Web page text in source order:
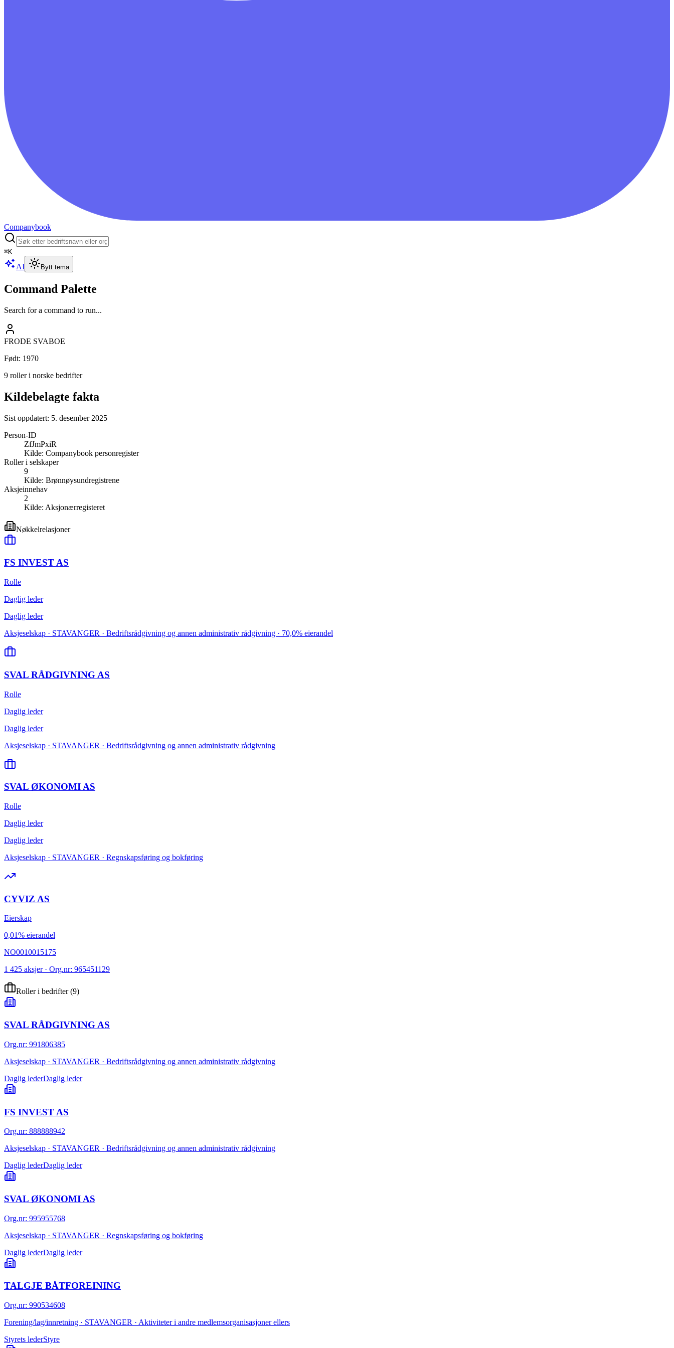
Companybook
⌘K
AI Bytt tema
Command Palette
Search for a command to run...
FRODE SVABOE
Født: 1970
9 roller i norske bedrifter
Kildebelagte fakta
Sist oppdatert: 5. desember 2025
Person-ID
ZfJmPxiR
Kilde: Companybook personregister
Roller i selskaper
9
Kilde: Brønnøysundregistrene
Aksjeinnehav
2
Kilde: Aksjonærregisteret
Nøkkelrelasjoner
FS INVEST AS
Rolle
Daglig leder
Daglig leder
Aksjeselskap · STAVANGER · Bedriftsrådgivning og annen administrativ rådgivning · 70,0% eierandel
SVAL RÅDGIVNING AS
Rolle
Daglig leder
Daglig leder
Aksjeselskap · STAVANGER · Bedriftsrådgivning og annen administrativ rådgivning
SVAL ØKONOMI AS
Rolle
Daglig leder
Daglig leder
Aksjeselskap · STAVANGER · Regnskapsføring og bokføring
CYVIZ AS
Eierskap
0,01% eierandel
NO0010015175
1 425 aksjer · Org.nr: 965451129
Roller i bedrifter(9)
SVAL RÅDGIVNING AS
Org.nr: 991806385
Aksjeselskap · STAVANGER · Bedriftsrådgivning og annen administrativ rådgivning
Daglig lederDaglig leder
FS INVEST AS
Org.nr: 888888942
Aksjeselskap · STAVANGER · Bedriftsrådgivning og annen administrativ rådgivning
Daglig lederDaglig leder
SVAL ØKONOMI AS
Org.nr: 995955768
Aksjeselskap · STAVANGER · Regnskapsføring og bokføring
Daglig lederDaglig leder
TALGJE BÅTFOREINING
Org.nr: 990534608
Forening/lag/innretning · STAVANGER · Aktiviteter i andre medlemsorganisasjoner ellers
Styrets lederStyre